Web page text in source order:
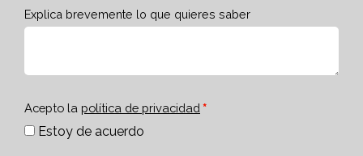
Explica brevemente lo que quieres saber
Acepto la política de privacidad
Estoy de acuerdo